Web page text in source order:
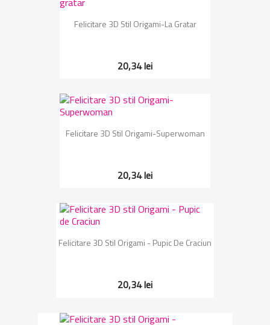
Felicitare 3D Stil Origami-La Gratar
20,34 lei
Felicitare 3D Stil Origami-Superwoman
20,34 lei
Felicitare 3D Stil Origami - Pupic De Craciun
20,34 lei